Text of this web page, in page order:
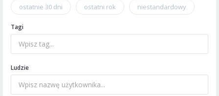
ostatnie 30 dni ostatni rok niestandardowy
Tagi
Ludzie